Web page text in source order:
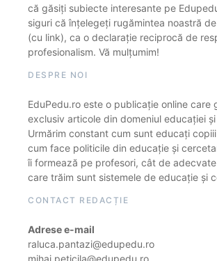
că găsiți subiecte interesante pe
siguri că înțelegeți rugămintea noastră
(cu link), ca o declarație reciprocă de
profesionalism. Vă mulțumim!
DESPRE NOI
EduPedu.ro este o publicație online care
exclusiv articole din domeniul educației
Urmărim constant cum sunt educați
cum face politicile din educație și
îi formează pe profesori, cât de adecvate
care trăim sunt sistemele de educație și
CONTACT REDACȚIE
Adrese e-mail
raluca.pantazi@edupedu.ro
mihai.peticila@edupedu.ro